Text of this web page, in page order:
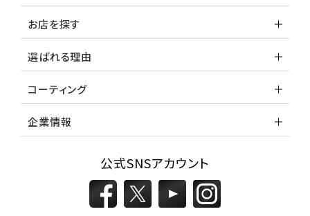
お店を探す
選ばれる理由
コーティング
企業情報
公式SNSアカウント